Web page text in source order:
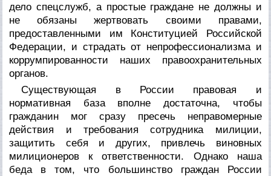
дело спецслужб, а простые граждане не должны и
не обязаны жертвовать своими правами,
предоставленными им Конституцией Российской
Федерации, и страдать от непрофессионализма и
коррумпированности наших правоохранительных
органов.
Существующая в России правовая и
нормативная база вполне достаточна, чтобы
гражданин мог сразу пресечь неправомерные
действия и требования сотрудника милиции,
защитить себя и других, привлечь виновных
милиционеров к ответственности. Однако наша
беда в том, что большинство граждан России